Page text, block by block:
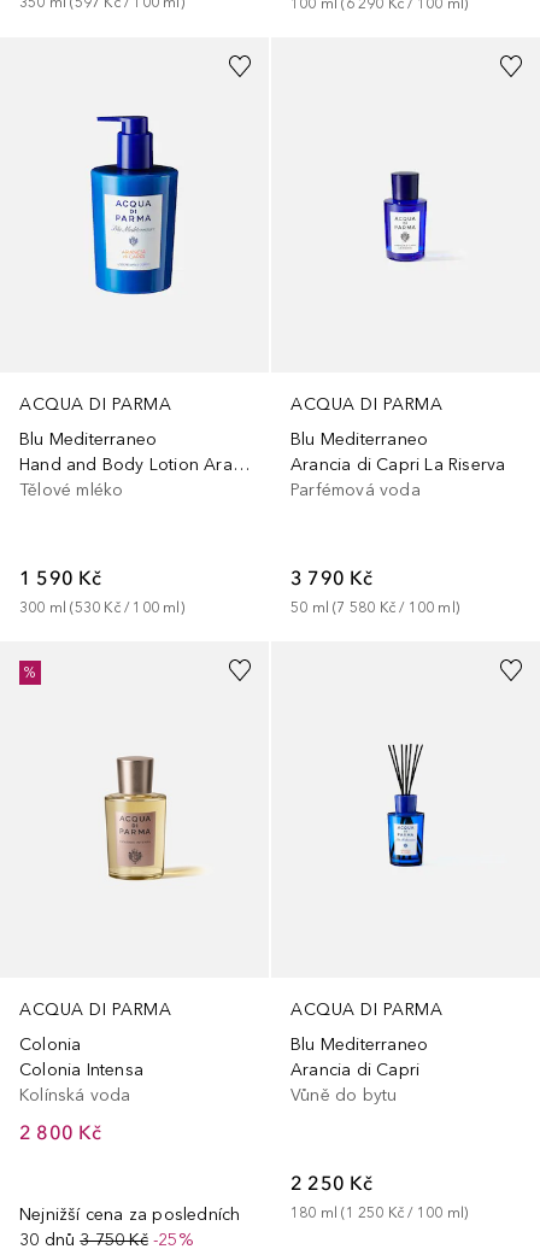
100 ml (6 290 Kč / 100 ml)
ACQUA DI PARMA
Blu Mediterraneo
Hand and Body Lotion Arancia di Capri
Tělové mléko
1 590 Kč
300 ml (530 Kč / 100 ml )
ACQUA DI PARMA
Blu Mediterraneo
Arancia di Capri La Riserva
Parfémová voda
3 790 Kč
50 ml (7 580 Kč / 100 ml )
ACQUA DI PARMA
Colonia
Colonia Intensa
Kolínská voda
2 800 Kč
Nejnižší cena za posledních
30 dnů 3 750 Kč-25%
%
ACQUA DI PARMA
Blu Mediterraneo
Arancia di Capri
Vůně do bytu
2 250 Kč
180 ml (1 250 Kč / 100 ml)